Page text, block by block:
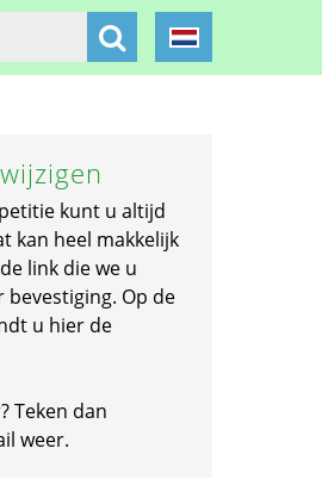
kunt u altijd
kan heel makkelijk
link die we u
Op de
u hier de
Teken dan
weer.